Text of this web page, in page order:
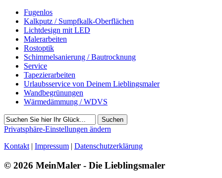
Fugenlos
Kalkputz / Sumpfkalk-Oberflächen
Lichtdesign mit LED
Malerarbeiten
Rostoptik
Schimmelsanierung / Bautrocknung
Service
Tapezierarbeiten
Urlaubsservice von Deinem Lieblingsmaler
Wandbegrünungen
Wärmedämmung / WDVS
Suchen
Privatsphäre-Einstellungen ändern
Kontakt | Impressum | Datenschutzerklärung
© 2026 MeinMaler - Die Lieblingsmaler